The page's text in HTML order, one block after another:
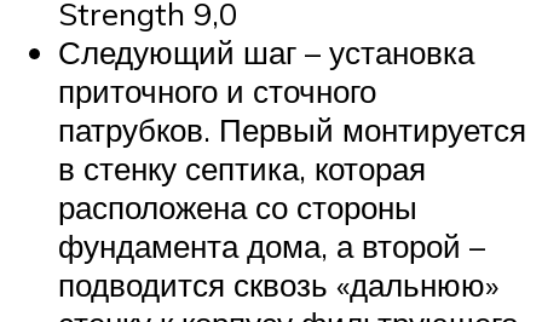
Strength 9,0
Следующий шаг – установка
приточного и сточного
патрубков. Первый монтируется
в стенку септика, которая
расположена со стороны
фундамента дома, а второй –
подводится сквозь «дальнюю»